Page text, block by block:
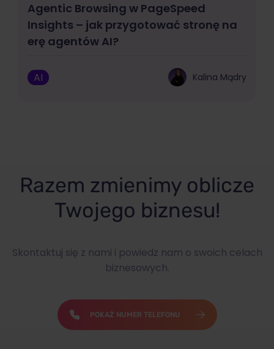
Agentic Browsing w PageSpeed
Insights – jak przygotować stronę na
erę agentów AI?
AI Kalina Mądry
Razem zmienimy oblicze
Twojego biznesu!
Skontaktuj się z nami i powiedz nam o swoich celach
biznesowych.
POKAŻ NUMER TELEFONU